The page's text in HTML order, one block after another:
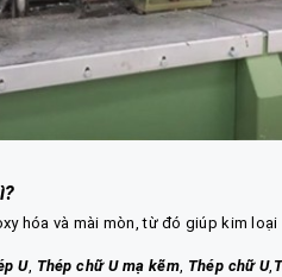
hóa và mài mòn, từ đó giúp kim loại
U, Thép chữ U mạ kẽm, Thép chữ U,